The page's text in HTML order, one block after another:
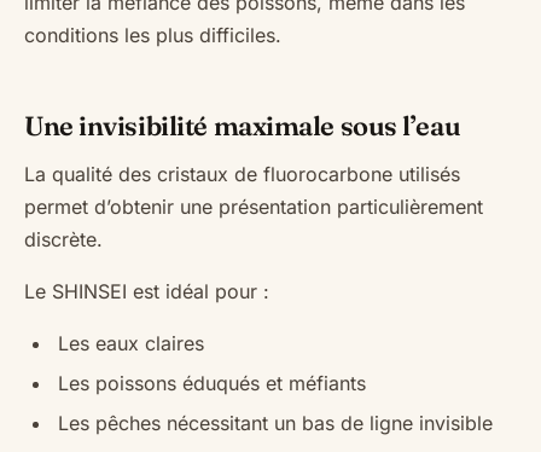
conditions les plus difficiles.
Une invisibilité maximale sous l’eau
La qualité des cristaux de fluorocarbone utilisés
permet d’obtenir une présentation particulièrement
discrète.
Le SHINSEI est idéal pour :
Les eaux claires
Les poissons éduqués et méfiants
Les pêches nécessitant un bas de ligne invisible